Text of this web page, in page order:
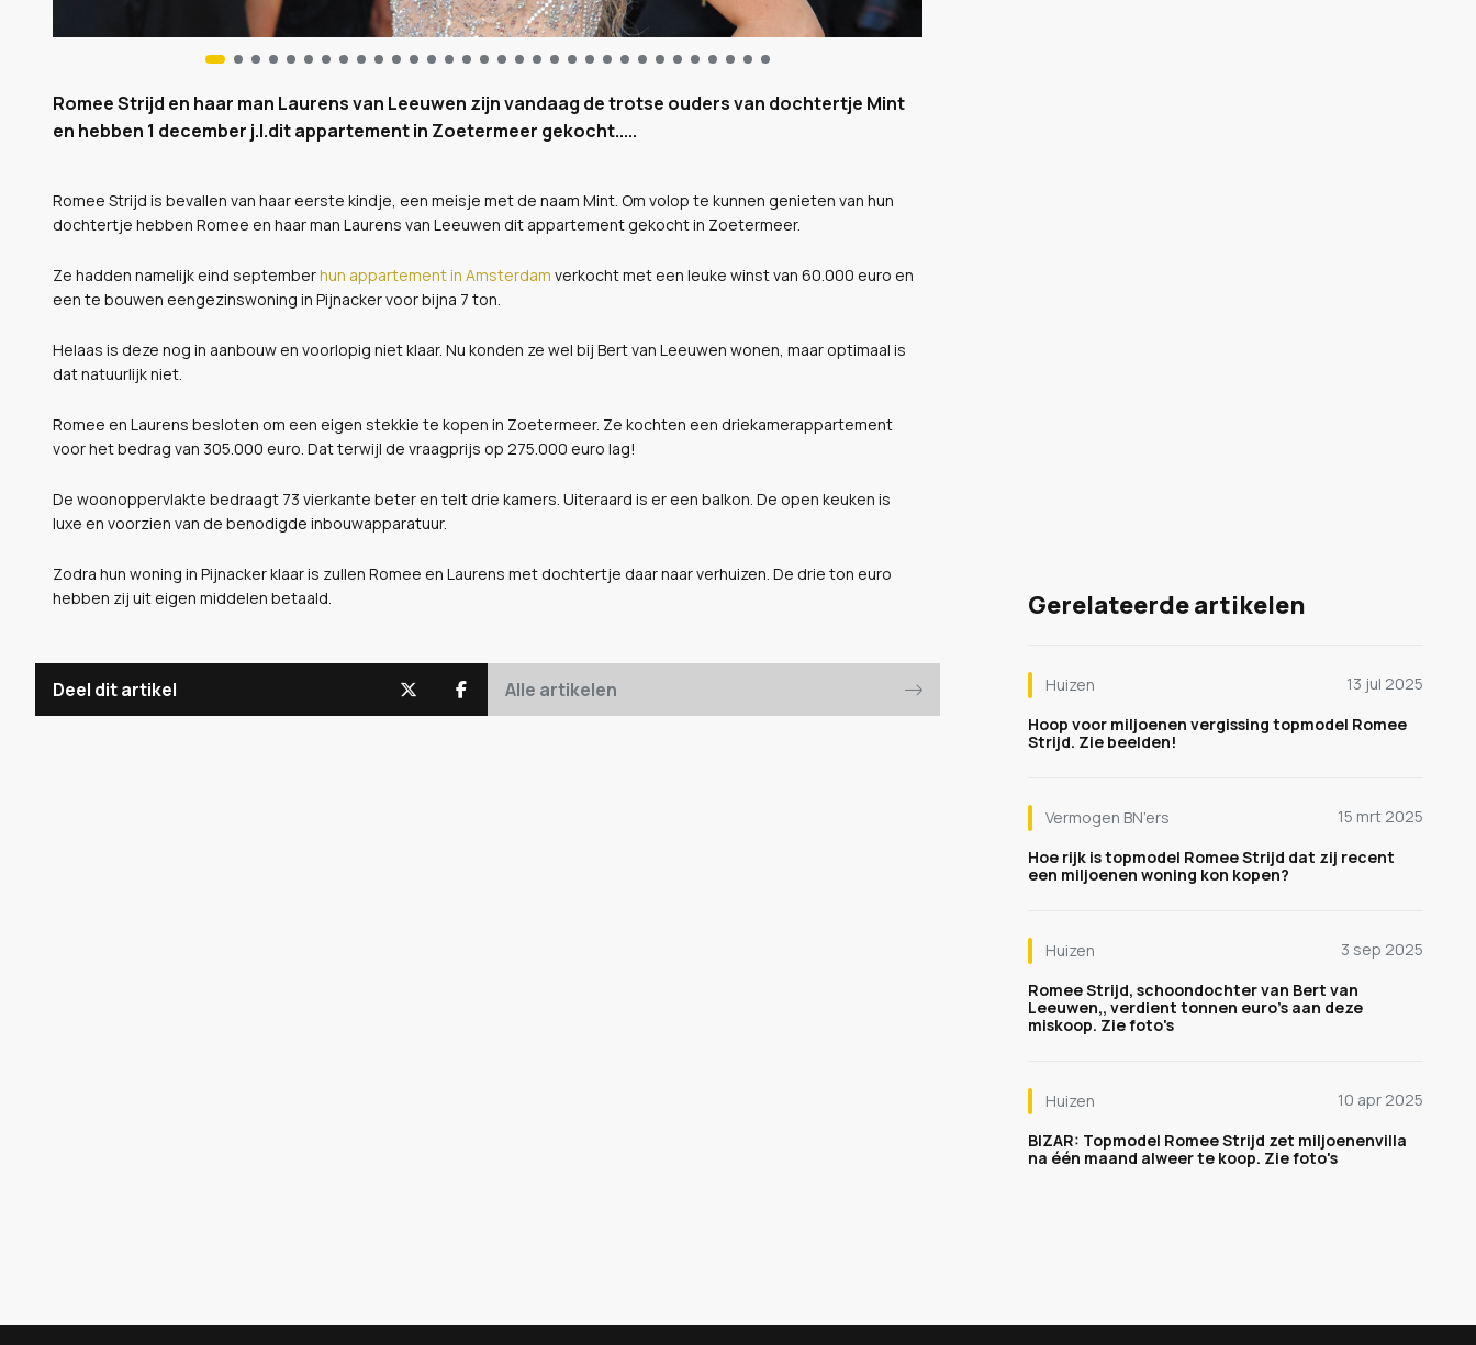
Romee Strijd en haar man Laurens van Leeuwen zijn vandaag de trotse ouders van dochtertje Mint
en hebben 1 december j.l.dit appartement in Zoetermeer gekocht.....
Romee Strijd is bevallen van haar eerste kindje, een meisje met de naam Mint. Om volop te kunnen genieten van hun
dochtertje hebben Romee en haar man Laurens van Leeuwen dit appartement gekocht in Zoetermeer.
Ze hadden namelijk eind septemberhun appartement in Amsterdam verkocht met een leuke winst van 60.000 euro en
een te bouwen eengezinswoning in Pijnacker voor bijna 7 ton.
Helaas is deze nog in aanbouw en voorlopig niet klaar. Nu konden ze wel bij Bert van Leeuwen wonen, maar optimaal is
dat natuurlijk niet.
Romee en Laurens besloten om een eigen stekkie te kopen in Zoetermeer. Ze kochten een driekamerappartement
voor het bedrag van 305.000 euro. Dat terwijl de vraagprijs op 275.000 euro lag!
De woonoppervlakte bedraagt 73 vierkante beter en telt drie kamers. Uiteraard is er een balkon. De open keuken is
luxe en voorzien van de benodigde inbouwapparatuur.
Zodra hun woning in Pijnacker klaar is zullen Romee en Laurens met dochtertje daar naar verhuizen. De drie ton euro
hebben zij uit eigen middelen betaald.
Deel dit artikel Alle artikelen
Gerelateerde artikelen
Huizen
13 jul 2025
Hoop voor miljoenen vergissing topmodel Romee
Strijd. Zie beelden!
Vermogen BN’ers
15 mrt 2025
Hoe rijk is topmodel Romee Strijd dat zij recent
een miljoenen woning kon kopen?
Huizen
3 sep 2025
Romee Strijd, schoondochter van Bert van
Leeuwen,, verdient tonnen euro's aan deze
miskoop. Zie foto's
Huizen
10 apr 2025
BIZAR: Topmodel Romee Strijd zet miljoenenvilla
na één maand alweer te koop. Zie foto's